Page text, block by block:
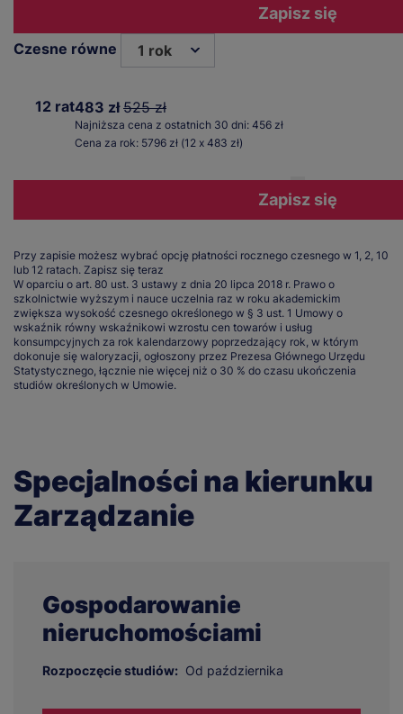
Zapisz się
Czesne równe 1 rok
12 rat483 zł525 zł
Najniższa cena z ostatnich 30 dni: 456 zł
Cena za rok: 5796 zł (12 x 483 zł)
Zapisz się
Przy zapisie możesz wybrać opcję płatności rocznego czesnego w 1, 2, 10
lub 12 ratach. Zapisz się teraz
W oparciu o art. 80 ust. 3 ustawy z dnia 20 lipca 2018 r. Prawo o
szkolnictwie wyższym i nauce uczelnia raz w roku akademickim
zwiększa wysokość czesnego określonego w § 3 ust. 1 Umowy o
wskaźnik równy wskaźnikowi wzrostu cen towarów i usług
konsumpcyjnych za rok kalendarzowy poprzedzający rok, w którym
dokonuje się waloryzacji, ogłoszony przez Prezesa Głównego Urzędu
Statystycznego, łącznie nie więcej niż o 30 % do czasu ukończenia
studiów określonych w Umowie.
Specjalności na kierunku
Zarządzanie
Gospodarowanie
nieruchomościami
Rozpoczęcie studiów: Od października